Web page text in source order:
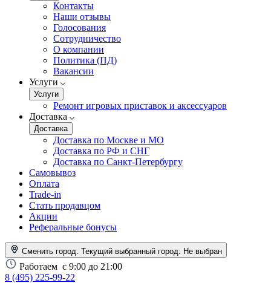
Контакты
Наши отзывы
Голосования
Сотрудничество
О компании
Политика (ПД)
Вакансии
Услуги
Услуги
Ремонт игровых приставок и аксессуаров
Доставка
Доставка
Доставка по Москве и МО
Доставка по РФ и СНГ
Доставка по Санкт-Петербургу
Самовывоз
Оплата
Trade-in
Стать продавцом
Акции
Реферальные бонусы
Сменить город. Текущий выбранный город: Не выбран
Работаем с 9:00 до 21:00
8 (495) 225-99-22